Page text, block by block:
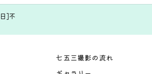
]不
七五三撮影の流れ